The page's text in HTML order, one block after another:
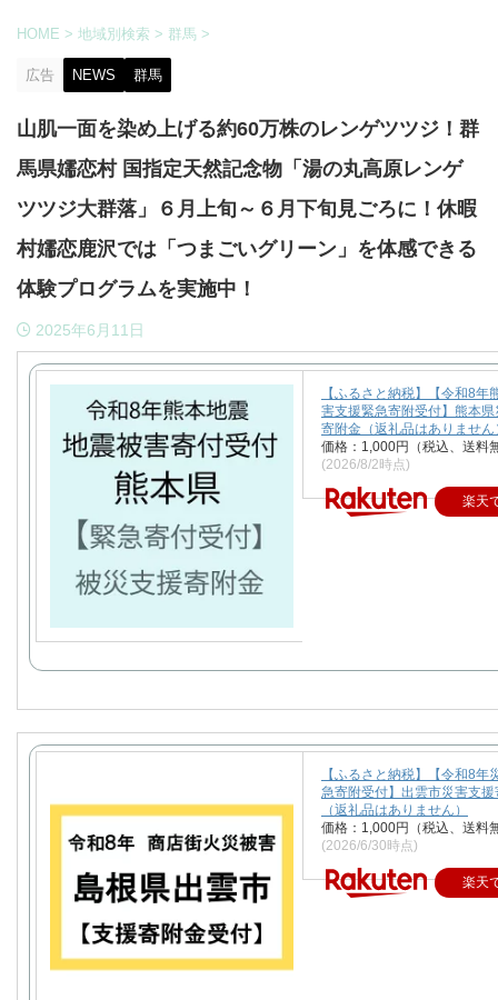
HOME > 地域別検索 > 群馬 >
広告 NEWS 群馬
山肌一面を染め上げる約60万株のレンゲツツジ！群
馬県嬬恋村 国指定天然記念物「湯の丸高原レンゲ
ツツジ大群落」６月上旬～６月下旬見ごろに！休暇
村嬬恋鹿沢では「つまごいグリーン」を体感できる
体験プログラムを実施中！
2025年6月11日
【ふるさと納税】【令和8年
害支援緊急寄附受付】熊本県
寄附金（返礼品はありません
価格：1,000円（税込、送料
(2026/8/2時点)
楽天
【ふるさと納税】【令和8年
急寄附受付】出雲市災害支援
（返礼品はありません）
価格：1,000円（税込、送料
(2026/6/30時点)
楽天